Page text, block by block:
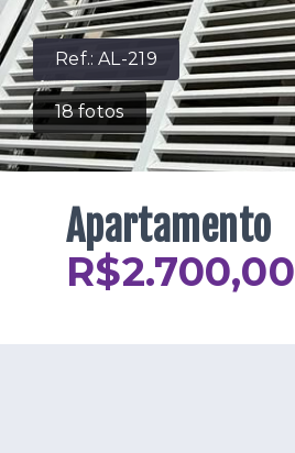
Ref.:AL-219
18fotos
Apartamento
R$2.700,00